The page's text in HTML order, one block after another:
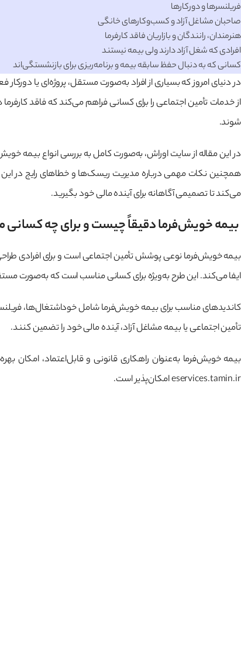
فریلنسرها و دورکارها
صاحبان مشاغل آزاد و کسب‌وکارهای خانگی
هنرمندان، رانندگان و بازاریان فاقد کارفرما
افرادی که شغل آزاد دارند ولی بیمه نیستند
کسانی که به دنبال حفظ سابقه بیمه و برنامه‌ریزی برای بازنشستگی‌اند
در دنیای امروز که بسیاری از افراد به‌صورت مستقل، پروژه‌ای یا
از خدمات تأمین اجتماعی را برای کسانی فراهم می‌کند که فاقد
شوند.
همچنین نکات مهمی درباره مدیریت ریسک‌ها و خطاهای رایج در این
می‌کند تا تصمیمی آگاهانه برای آینده مالی خود بگیرید.
بیمه خویش‌فرما دقیقاً چیست و برای چه
بیمه خویش‌فرما نوعی پوشش تأمین اجتماعی است و برای افرادی
ایفا می‌کند. این طرح به‌ویژه برای کسانی مناسب است که به‌صورت
کاندیدهای مناسب برای بیمه خویش‌فرما شامل خوداشتغال‌ها،
تأمین اجتماعی یا بیمه مشاغل آزاد، آینده مالی خود را تضمین کنند.
بیمه خویش‌فرما به‌عنوان راهکاری قانونی و قابل‌اعتماد، امکان
eservices.tamin.ir امکان‌پذیر است.